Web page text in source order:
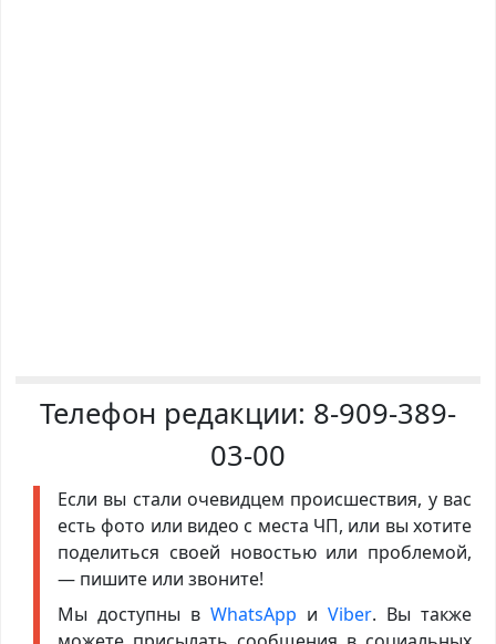
Телефон редакции: 8-909-389-
03-00
Если вы стали очевидцем происшествия, у вас
есть фото или видео с места ЧП, или вы хотите
поделиться своей новостью или проблемой,
— пишите или звоните!
Мы доступны в WhatsApp иViber. Вы также